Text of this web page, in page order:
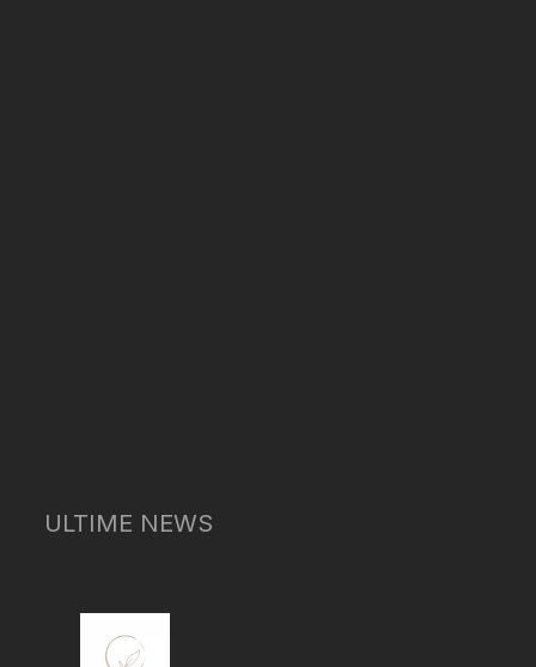
ULTIME NEWS